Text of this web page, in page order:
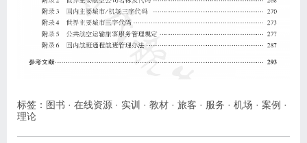
标签： 图书 · 在线资源 · 实训 · 教材 · 旅客 · 服务 · 机场 · 案例 ·
理论